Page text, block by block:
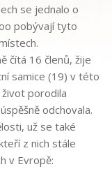
se jednalo o
pobývají tyto
čítá 16 členů, žije
samice (19) v této
život porodila
odchovala.
už se také
z nich stále
v Evropě: